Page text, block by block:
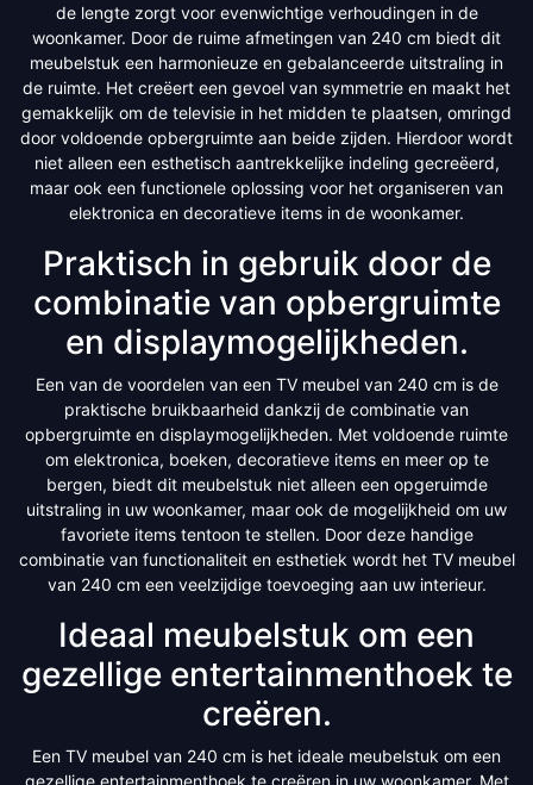
de lengte zorgt voor evenwichtige verhoudingen in de
woonkamer. Door de ruime afmetingen van 240 cm biedt dit
meubelstuk een harmonieuze en gebalanceerde uitstraling in
de ruimte. Het creëert een gevoel van symmetrie en maakt het
gemakkelijk om de televisie in het midden te plaatsen, omringd
door voldoende opbergruimte aan beide zijden. Hierdoor wordt
niet alleen een esthetisch aantrekkelijke indeling gecreëerd,
maar ook een functionele oplossing voor het organiseren van
elektronica en decoratieve items in de woonkamer.
Praktisch in gebruik door de
combinatie van opbergruimte
en displaymogelijkheden.
Een van de voordelen van een TV meubel van 240 cm is de
praktische bruikbaarheid dankzij de combinatie van
opbergruimte en displaymogelijkheden. Met voldoende ruimte
om elektronica, boeken, decoratieve items en meer op te
bergen, biedt dit meubelstuk niet alleen een opgeruimde
uitstraling in uw woonkamer, maar ook de mogelijkheid om uw
favoriete items tentoon te stellen. Door deze handige
combinatie van functionaliteit en esthetiek wordt het TV meubel
van 240 cm een veelzijdige toevoeging aan uw interieur.
Ideaal meubelstuk om een
gezellige entertainmenthoek te
creëren.
Een TV meubel van 240 cm is het ideale meubelstuk om een